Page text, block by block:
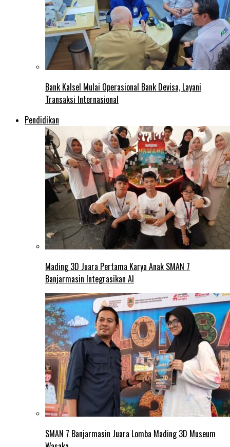
Bank Kalsel Mulai Operasional Bank Devisa, Layani
Transaksi Internasional
Pendidikan
Mading 3D Juara Pertama Karya Anak SMAN 7
Banjarmasin Integrasikan AI
SMAN 7 Banjarmasin Juara Lomba Mading 3D Museum